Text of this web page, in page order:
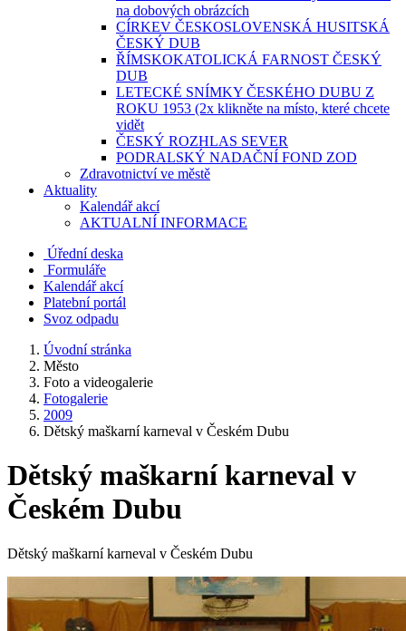
na dobových obrázcích
CÍRKEV ČESKOSLOVENSKÁ HUSITSKÁ
ČESKÝ DUB
ŘÍMSKOKATOLICKÁ FARNOST ČESKÝ
DUB
LETECKÉ SNÍMKY ČESKÉHO DUBU Z
ROKU 1953 (2x klikněte na místo, které chcete
vidět
ČESKÝ ROZHLAS SEVER
PODRALSKÝ NADAČNÍ FOND ZOD
Zdravotnictví ve městě
Aktuality
Kalendář akcí
AKTUALNÍ INFORMACE
Úřední deska
Formuláře
Kalendář akcí
Platební portál
Svoz odpadu
Úvodní stránka
Město
Foto a videogalerie
Fotogalerie
2009
Dětský maškarní karneval v Českém Dubu
Dětský maškarní karneval v
Českém Dubu
Dětský maškarní karneval v Českém Dubu